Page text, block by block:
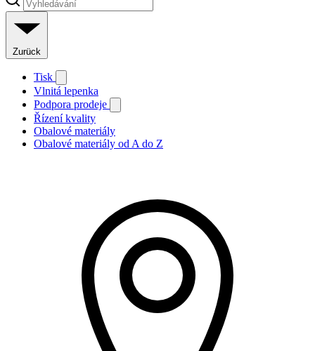
Zurück
Tisk
Vlnitá lepenka
Podpora prodeje
Řízení kvality
Obalové materiály
Obalové materiály od A do Z